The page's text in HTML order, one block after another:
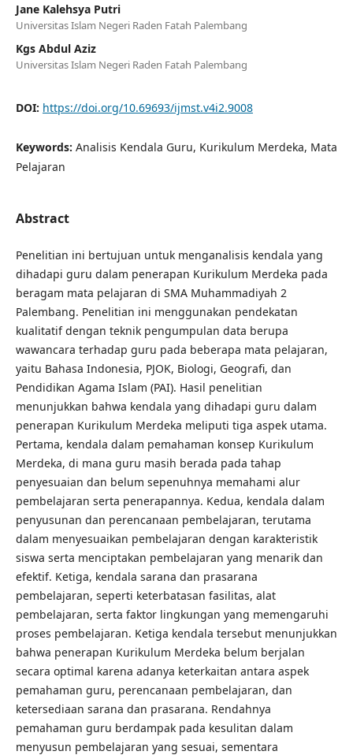
Jane Kalehsya Putri
Universitas Islam Negeri Raden Fatah Palembang
Kgs Abdul Aziz
Universitas Islam Negeri Raden Fatah Palembang
DOI: https://doi.org/10.69693/ijmst.v4i2.9008
Keywords: Analisis Kendala Guru, Kurikulum Merdeka, Mata
Pelajaran
Abstract
Penelitian ini bertujuan untuk menganalisis kendala yang
dihadapi guru dalam penerapan Kurikulum Merdeka pada
beragam mata pelajaran di SMA Muhammadiyah 2
Palembang. Penelitian ini menggunakan pendekatan
kualitatif dengan teknik pengumpulan data berupa
wawancara terhadap guru pada beberapa mata pelajaran,
yaitu Bahasa Indonesia, PJOK, Biologi, Geografi, dan
Pendidikan Agama Islam (PAI). Hasil penelitian
menunjukkan bahwa kendala yang dihadapi guru dalam
penerapan Kurikulum Merdeka meliputi tiga aspek utama.
Pertama, kendala dalam pemahaman konsep Kurikulum
Merdeka, di mana guru masih berada pada tahap
penyesuaian dan belum sepenuhnya memahami alur
pembelajaran serta penerapannya. Kedua, kendala dalam
penyusunan dan perencanaan pembelajaran, terutama
dalam menyesuaikan pembelajaran dengan karakteristik
siswa serta menciptakan pembelajaran yang menarik dan
efektif. Ketiga, kendala sarana dan prasarana
pembelajaran, seperti keterbatasan fasilitas, alat
pembelajaran, serta faktor lingkungan yang memengaruhi
proses pembelajaran. Ketiga kendala tersebut menunjukkan
bahwa penerapan Kurikulum Merdeka belum berjalan
secara optimal karena adanya keterkaitan antara aspek
pemahaman guru, perencanaan pembelajaran, dan
ketersediaan sarana dan prasarana. Rendahnya
pemahaman guru berdampak pada kesulitan dalam
menyusun pembelajaran yang sesuai, sementara